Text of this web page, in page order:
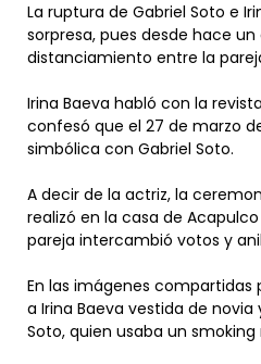
La ruptura de Gabriel Soto e
sorpresa, pues desde hace
distanciamiento entre la
Irina Baeva habló con la
confesó que el 27 de marzo
simbólica con Gabriel Soto.
A decir de la actriz, la
realizó en la casa de
pareja intercambió votos y
En las imágenes compartidas
a Irina Baeva vestida de novia
Soto, quien usaba un smoking